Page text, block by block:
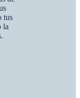
tus
la